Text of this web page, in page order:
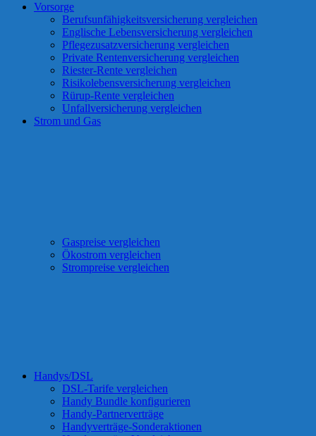
Vorsorge
Berufsunfähigkeitsversicherung vergleichen
Englische Lebensversicherung vergleichen
Pflegezusatzversicherung vergleichen
Private Rentenversicherung vergleichen
Riester-Rente vergleichen
Risikolebensversicherung vergleichen
Rürup-Rente vergleichen
Unfallversicherung vergleichen
Strom und Gas
Gaspreise vergleichen
Ökostrom vergleichen
Strompreise vergleichen
Handys/DSL
DSL-Tarife vergleichen
Handy Bundle konfigurieren
Handy-Partnerverträge
Handyverträge-Sonderaktionen